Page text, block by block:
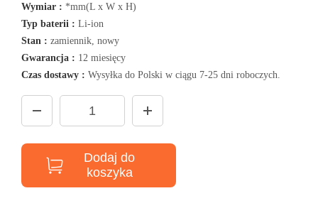
Wymiar : *mm(L x W x H)
Typ baterii : Li-ion
Stan : zamiennik, nowy
Gwarancja : 12 miesięcy
Czas dostawy : Wysyłka do Polski w ciągu 7-25 dni roboczych.
Dodaj do
koszyka